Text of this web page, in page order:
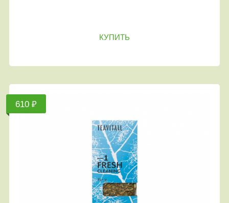
КУПИТЬ
610 ₽